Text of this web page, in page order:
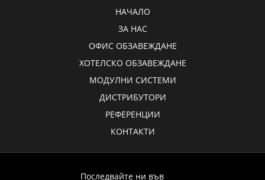
НАЧАЛО
ЗА НАС
ОФИС ОБЗАВЕЖДАНЕ
ХОТЕЛСКО ОБЗАВЕЖДАНЕ
МОДУЛНИ СИСТЕМИ
ДИСТРИБУТОРИ
РЕФЕРЕНЦИИ
КОНТАКТИ
Последвайте ни във